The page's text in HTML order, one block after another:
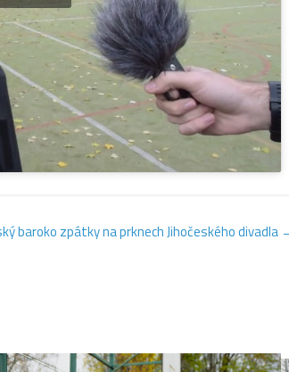
baroko zpátky na prknech Jihočeského divadla